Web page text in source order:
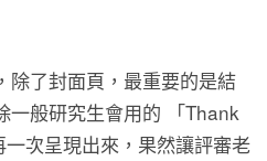
除了封面頁，最重要的是結
一般研究生會用的 「Thank
次呈現出來，果然讓評審老